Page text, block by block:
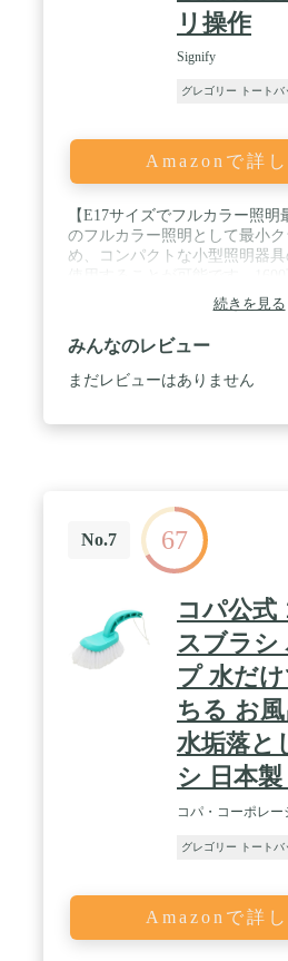
リ操作
Signify
グレゴリー トートバ
Amazonで詳
【E17サイズでフルカラー照
のフルカラー照明として最小
め、コンパクトな小型照明器
表現でインテリアに彩りを加
から日常使いまで幅広い使用
現できるため、Philips Hueの
インメント（映像・音楽・ゲー
です。また、キャンドル色（
きます。 / 【サラウンドライテ
らにパワーアップ】 フルカラ
楽・ゲームとのシンクロで、
り出します。"【サラウンドラ
をさらにパワーアップ】 フル
像・音楽・ゲームとのシンク
間を作り出します。 / 【"Sync
像・音楽とシンクロ】シンク
Box"（別売り）で、最大10個
ム、映像、音楽とシンクロさ
ィングとしても楽しむことが
続きを見る
みんなのレビュー
まだレビューはありません
No.7 67
コパ公式
スブラシ
プ 水だ
ちる お
水垢落と
シ 日本
コパ・コーポレー
グレゴリー トートバ
Amazonで詳